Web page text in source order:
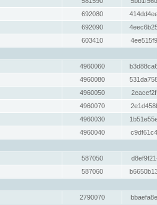
692080
692090
603410
4960060
4960080
4960050
4960070
4960030
4960040
587050
587060
2790070